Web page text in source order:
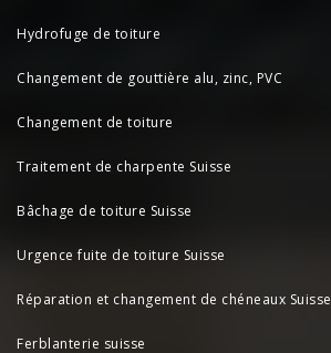
Hydrofuge de toiture
Changement de gouttière alu, zinc, PVC
Changement de toiture
Traitement de charpente Suisse
Bâchage de toiture Suisse
Urgence fuite de toiture Suisse
Réparation et changement de chéneaux Suisse
Ferblanterie suisse